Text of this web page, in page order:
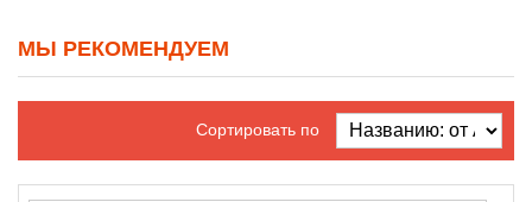
МЫ РЕКОМЕНДУЕМ
Сортировать по